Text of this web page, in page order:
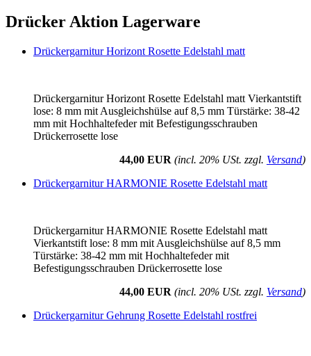
Drücker Aktion Lagerware
Drückergarnitur Horizont Rosette Edelstahl matt
Drückergarnitur Horizont Rosette Edelstahl matt Vierkantstift
lose: 8 mm mit Ausgleichshülse auf 8,5 mm Türstärke: 38-42
mm mit Hochhaltefeder mit Befestigungsschrauben
Drückerrosette lose
44,00 EUR (incl. 20% USt. zzgl. Versand)
Drückergarnitur HARMONIE Rosette Edelstahl matt
Drückergarnitur HARMONIE Rosette Edelstahl matt
Vierkantstift lose: 8 mm mit Ausgleichshülse auf 8,5 mm
Türstärke: 38-42 mm mit Hochhaltefeder mit
Befestigungsschrauben Drückerrosette lose
44,00 EUR (incl. 20% USt. zzgl. Versand)
Drückergarnitur Gehrung Rosette Edelstahl rostfrei